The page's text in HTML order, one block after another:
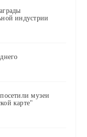
индустрии
музеи
карте"